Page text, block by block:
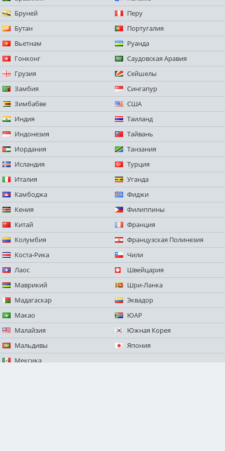
Бруней
Бутан
Вьетнам
Гонконг
Грузия
Замбия
Зимбабве
Индия
Индонезия
Иордания
Исландия
Италия
Камбоджа
Кения
Китай
Колумбия
Коста-Рика
Лаос
Маврикий
Мадагаскар
Макао
Малайзия
Мальдивы
Мексика
Перу
Португалия
Руанда
Саудовская Аравия
Сейшелы
Сингапур
США
Таиланд
Тайвань
Танзания
Турция
Уганда
Фиджи
Филиппины
Франция
Французская Полинезия
Чили
Швейцария
Шри-Ланка
Эквадор
ЮАР
Южная Корея
Япония